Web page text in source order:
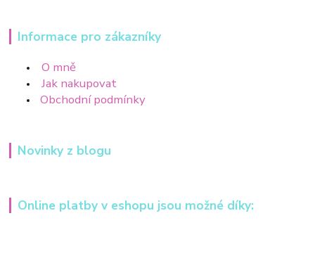
Informace pro zákazníky
O mně
Jak nakupovat
Obchodní podmínky
Novinky z blogu
Online platby v eshopu jsou možné díky: